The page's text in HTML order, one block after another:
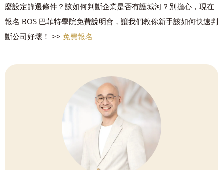
麼設定篩選條件？該如何判斷企業是否有護城河？別擔心，現在
報名 BOS 巴菲特學院免費說明會，讓我們教你新手該如何快速判
斷公司好壞！ >> 免費報名